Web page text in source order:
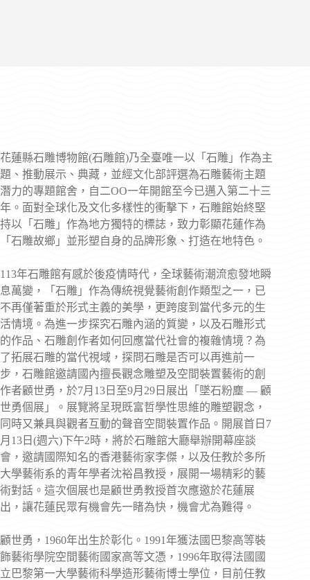
花蓮縣石雕博物館(石雕館)乃全臺唯一以「石雕」作為主
題、推動展示、典藏，並經文化部評選為石雕藝術主題
潛力的專題館舍，自二OO一年開館至今已邁入第二十三
年。面對全球化及文化多樣性的衝擊下，石雕館始終堅
持以「石雕」作為地方獨特的標誌，致力彰顯花蓮作為
「石雕故鄉」並形塑自身的品牌形象、打造在地特色。
113年石雕館有感於後疫情時代，全球藝術潮流愈發地瞬
息萬變，「石雕」作為傳統視覺藝術創作類型之一，已
不再僅著重於形式主義的美學，更跨度到當代多元的生
活情境。為進一步探究石雕內涵的質變，以及石雕形式
的作品、石雕創作者如何回應當代社會的複雜情境？為
了拓展石雕的當代視域，探問石雕是否可以再進前一
步，石雕館邀請國內擅長觀念雕塑及空間裝置藝術的創
作者顧世勇，於7月13日至9月29日展出「墜石粉塵 — 顧
世勇個展」。展覽將呈現既富哲學性思維的雕塑觀念，
同時又兼具與觀者互動的聲音空間裝置作品。開展首日7
月13日(週六)下午2時，將於石雕館大廳舉辦開幕座談
會，邀請國際知名的香港藝術家李傑，以及任教於多所
大學藝術系的青年學者沈裕昌教授，展開一場精彩的藝
術對話。這次個展也是顧世勇教授首次應邀於花蓮展
出，讓花蓮民眾有機會先一睹為快，機會尤為難得。
顧世勇，1960年出生於彰化。1991年獲法國巴黎高等裝
飾藝術學院空間藝術國家高等文憑，1996年取得法國國
立巴黎第一大學藝術科學造形藝術博士學位，目前任教